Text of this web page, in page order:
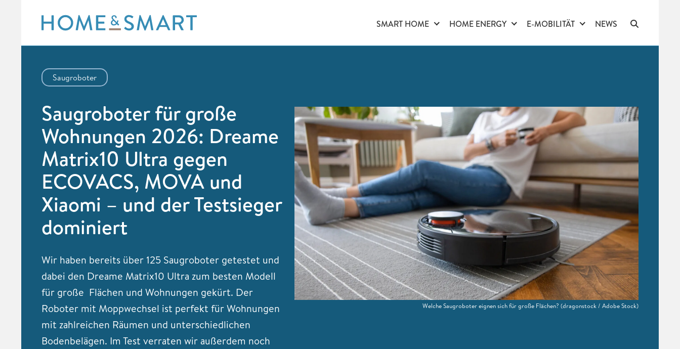
content
SMART HOME HOME ENERGY E-MOBILITÄT NEWS
Saugroboter
Saugroboter für große
Wohnungen 2026: Dreame
Matrix10 Ultra gegen
ECOVACS, MOVA und
Xiaomi – und der Testsieger
dominiert
Wir haben bereits über 125 Saugroboter getestet und
dabei den Dreame Matrix10 Ultra zum besten Modell
für große Flächen und Wohnungen gekürt. Der
Roboter mit Moppwechsel ist perfekt für Wohnungen
mit zahlreichen Räumen und unterschiedlichen
Bodenbelägen. Im Test verraten wir außerdem noch
Welche Saugroboter eignen sich für große Flächen? (dragonstock / Adobe Stock)